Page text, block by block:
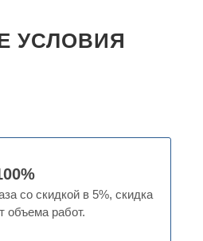
УСЛОВИЯ
со скидкой в 5%, скидка
объема работ.